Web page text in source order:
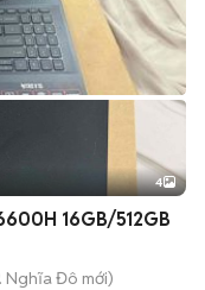
4
16GB/512GB
Nghĩa Đô mới)